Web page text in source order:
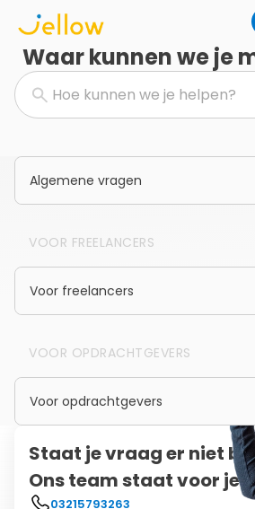
Waar kunnen we je
Algemene vragen
VOOR FREELANCERS
Voor freelancers
VOOR OPDRACHTGEVERS
Voor opdrachtgevers
Staat je vraag er niet
Ons team staat voor je
03215793263